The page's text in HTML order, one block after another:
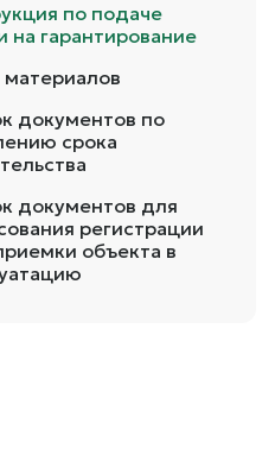
по подаче
на гарантирование
материалов
документов по
срока
документов для
регистрации
объекта в